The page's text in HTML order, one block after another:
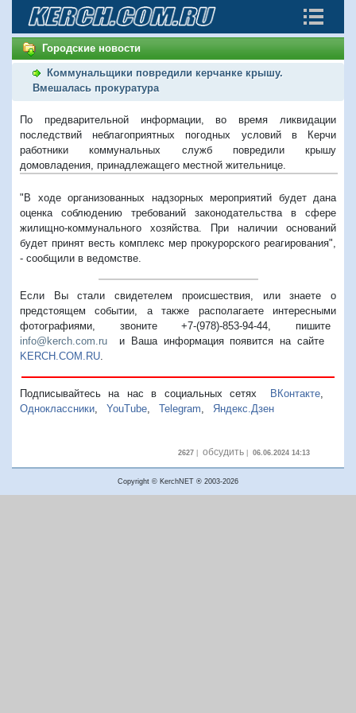
Городские новости
Коммунальщики повредили керчанке крышу.
Вмешалась прокуратура
По предварительной информации, во время ликвидации
последствий неблагоприятных погодных условий в Керчи
работники коммунальных служб повредили крышу
домовладения, принадлежащего местной жительнице.
"В ходе организованных надзорных мероприятий будет дана
оценка соблюдению требований законодательства в сфере
жилищно-коммунального хозяйства. При наличии оснований
будет принят весть комплекс мер прокурорского реагирования",
- сообщили в ведомстве.
Если Вы стали свидетелем происшествия, или знаете о
предстоящем событии, а также располагаете интересными
фотографиями, звоните +7-(978)-853-94-44, пишите
info@kerch.com.ru и Ваша информация появится на сайте
KERCH.COM.RU
Подписывайтесь на нас в социальных сетях ВКонтакте,
Одноклассники
YouTube Telegram Яндекс.Дзен
2627| обсудить| 06.06.2024 14:13
Copyright © KerchNET ® 2003-2026